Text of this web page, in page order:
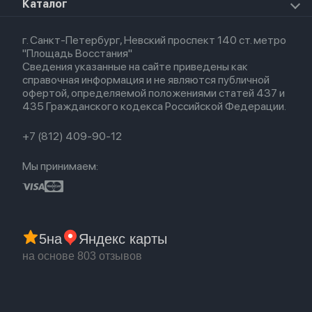
Airpods 3
Airpods (1-е)
EarPods
HomePod 2
Для Macbook
О магазине
Политика конфиденциальности
Оплата и доставка
Партнерская программа
Гарантия
Обмен и возврат
Бонусы
Каталог
Новые поступления
Популярное
Акции
г. Санкт-Петербург, Невский проспект 140 ст. метро
"Площадь Восстания"
Сведения указанные на сайте приведены как
справочная информация и не являются публичной
офертой, определяемой положениями статей 437 и
435 Гражданского кодекса Российской Федерации.
+7 (812) 409-90-12
Мы принимаем:
5на Яндекс карты
на основе 803 отзывов